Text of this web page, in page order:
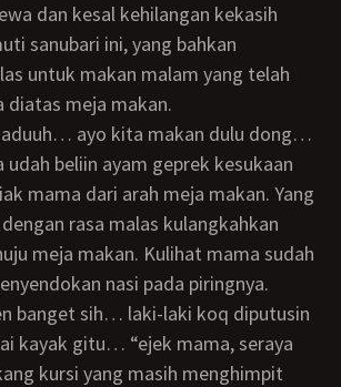
dan kesal kehilangan kekasih
sanubari ini, yang bahkan
untuk makan malam yang telah
diatas meja makan.
udah beliin ayam geprek kesukaan
mama dari arah meja makan. Yang
rasa malas kulangkahkan
meja makan. Kulihat mama sudah
nasi pada piringnya.
kayak gitu… “ejek mama, seraya
kursi yang masih menghimpit